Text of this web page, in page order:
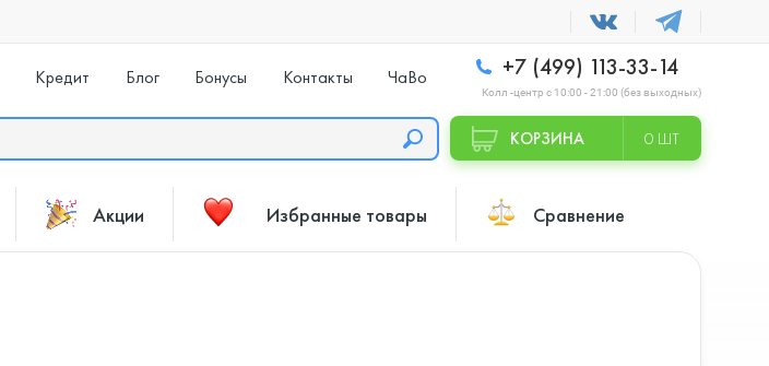
Кредит Блог Бонусы Контакты ЧаВо +7 (499) 113-33-14
Колл -центр с 10:00 - 21:00 (без выходных)
КОРЗИНА 0 ШТ
Акции Избранные товары Сравнение